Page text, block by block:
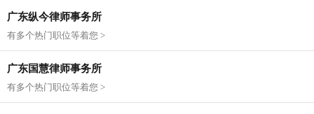
广东纵今律师事务所
有多个热门职位等着您 >
广东国慧律师事务所
有多个热门职位等着您 >